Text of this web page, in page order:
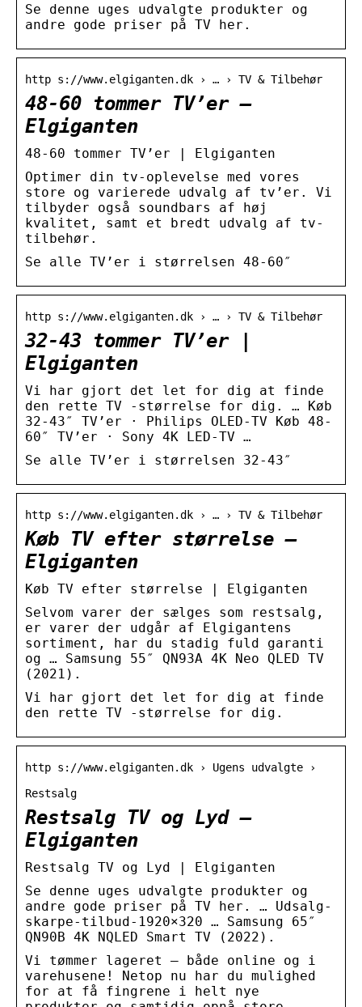
Se denne uges udvalgte produkter og
andre gode priser på TV her.
http s://www.elgiganten.dk › … › TV & Tilbehør
48-60 tommer TV’er –
Elgiganten
48-60 tommer TV’er | Elgiganten
Optimer din tv-oplevelse med vores
store og varierede udvalg af tv’er. Vi
tilbyder også soundbars af høj
kvalitet, samt et bredt udvalg af tv-
tilbehør.
Se alle TV’er i størrelsen 48-60″
http s://www.elgiganten.dk › … › TV & Tilbehør
32-43 tommer TV’er |
Elgiganten
Vi har gjort det let for dig at finde
den rette TV -størrelse for dig. … Køb
32-43″ TV’er · Philips OLED-TV Køb 48-
60″ TV’er · Sony 4K LED-TV …
Se alle TV’er i størrelsen 32-43″
http s://www.elgiganten.dk › … › TV & Tilbehør
Køb TV efter størrelse –
Elgiganten
Køb TV efter størrelse | Elgiganten
Selvom varer der sælges som restsalg,
er varer der udgår af Elgigantens
sortiment, har du stadig fuld garanti
og … Samsung 55″ QN93A 4K Neo QLED TV
(2021).
Vi har gjort det let for dig at finde
den rette TV -størrelse for dig.
http s://www.elgiganten.dk › Ugens udvalgte ›
Restsalg
Restsalg TV og Lyd –
Elgiganten
Restsalg TV og Lyd | Elgiganten
Se denne uges udvalgte produkter og
andre gode priser på TV her. … Udsalg-
skarpe-tilbud-1920×320 … Samsung 65″
QN90B 4K NQLED Smart TV (2022).
Vi tømmer lageret – både online og i
varehusene! Netop nu har du mulighed
for at få fingrene i helt nye